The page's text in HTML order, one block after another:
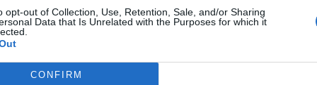
opt-out of Collection, Use, Retention, Sale, and/or Sharing
Data that Is Unrelated with the Purposes for which it
CONFIRM
portfolio.hu hírarchívumához tartozik, melynek olvasása
cikkarchívum